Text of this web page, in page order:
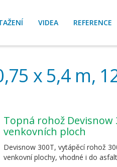
VIDEA REFERENCE
x 5,4 m,
Topná rohož Devisnow 300T pro vytápění
venkovních ploch
Devisnow 300T, vytápěcí rohož
venkovní plochy, vhodné i do